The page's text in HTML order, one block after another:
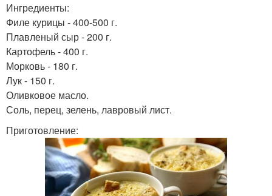
Ингредиенты:
Филе курицы - 400-500 г.
Плавленый сыр - 200 г.
Картофель - 400 г.
Морковь - 180 г.
Лук - 150 г.
Оливковое масло.
Соль, перец, зелень, лавровый лист.
Приготовление: